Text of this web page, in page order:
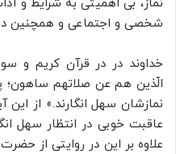
نماز، بی اهمیتی به شرایط و
شخصی و اجتماعی و همچنین
خداوند در در قرآن کریم و
الّذین هم عن صلاتهم ساهون؛
نمازشان سهل انگارند.» از
عاقبت خوبی در انتظار سهل
علاوه بر این در روایتی از